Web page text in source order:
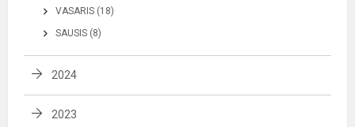
VASARIS (18)
SAUSIS (8)
2024
2023